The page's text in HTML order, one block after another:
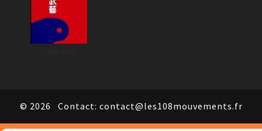
© 2026 Contact: contact@les108mouvements.fr